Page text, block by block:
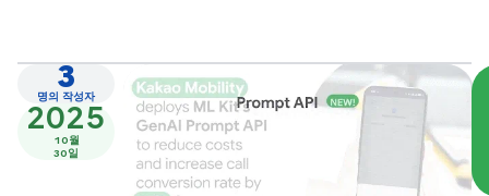
3
명의 작성자
2025
10월
30일